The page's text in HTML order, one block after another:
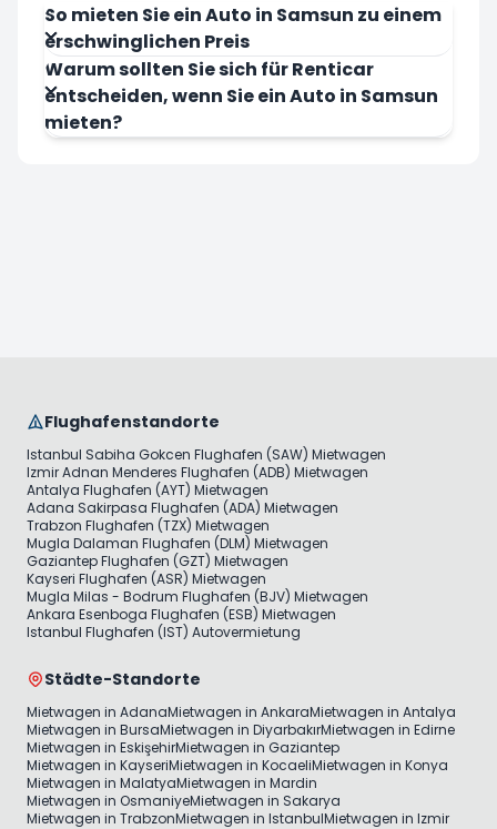
So mieten Sie ein Auto in Samsun zu einem
erschwinglichen Preis
Warum sollten Sie sich für Renticar
entscheiden, wenn Sie ein Auto in Samsun
mieten?
Flughafenstandorte
Istanbul Sabiha Gokcen Flughafen (SAW) Mietwagen
Izmir Adnan Menderes Flughafen (ADB) Mietwagen
Antalya Flughafen (AYT) Mietwagen
Adana Sakirpasa Flughafen (ADA) Mietwagen
Trabzon Flughafen (TZX) Mietwagen
Mugla Dalaman Flughafen (DLM) Mietwagen
Gaziantep Flughafen (GZT) Mietwagen
Kayseri Flughafen (ASR) Mietwagen
Mugla Milas - Bodrum Flughafen (BJV) Mietwagen
Ankara Esenboga Flughafen (ESB) Mietwagen
Istanbul Flughafen (IST) Autovermietung
Städte-Standorte
Mietwagen in AdanaMietwagen in AnkaraMietwagen in Antalya
Mietwagen in BursaMietwagen in DiyarbakırMietwagen in Edirne
Mietwagen in EskişehirMietwagen in Gaziantep
Mietwagen in KayseriMietwagen in KocaeliMietwagen in Konya
Mietwagen in MalatyaMietwagen in Mardin
Mietwagen in OsmaniyeMietwagen in Sakarya
Mietwagen in TrabzonMietwagen in IstanbulMietwagen in Izmir